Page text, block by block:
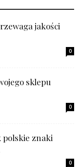
jakości
0
sklepu
0
polskie znaki
0